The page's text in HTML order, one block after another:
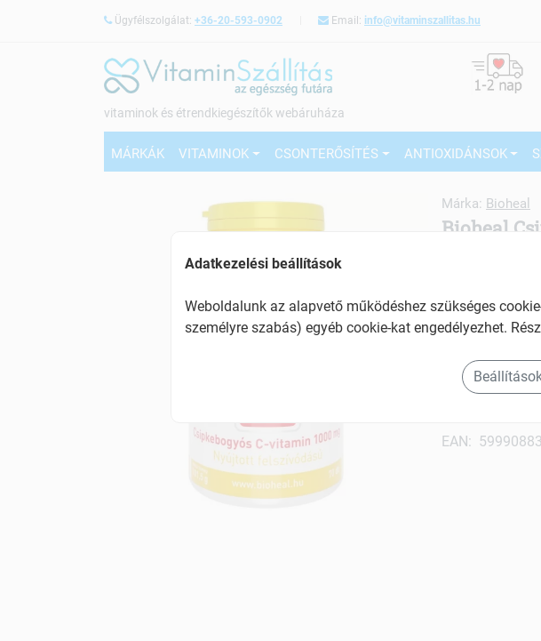
Ügyfélszolgálat: +36-20-593-0902 Email: info@vitaminszallitas.hu
vitaminok és étrendkiegészítők webáruháza
MÁRKÁK VITAMINOK CSONTERŐSÍTÉS ANTIOXIDÁNSOK
Márka: Bioheal
Bioheal
Tartalom: 70
EAN:
Adatkezelési beállítások
Weboldalunk az alapvető működéshez szükséges
személyre szabás) egyéb cookie-kat engedélyezhet.